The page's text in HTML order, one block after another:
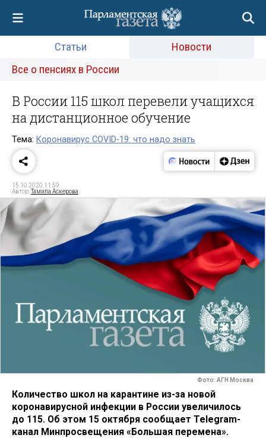
Статьи
Новости
Все о пенсиях в России
В России 115 школ перевели учащихся
на дистанционное обучение
Тема: Коронавирус COVID-19: что надо знать
15.10.2020 11:59
Автор:Тамила Аскерова
Фото: АГН Москва
Количество школ на карантине из-за новой
коронавирусной инфекции в России увеличилось
до 115. Об этом 15 октября сообщает Telegram-
канал Минпросвещения «Большая перемена».